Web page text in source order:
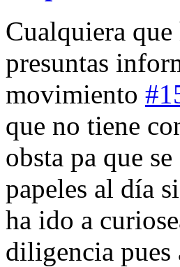
Cualquiera
presuntas
movimiento
que no tiene
obsta pa que
papeles al día
ha ido a
diligencia pues